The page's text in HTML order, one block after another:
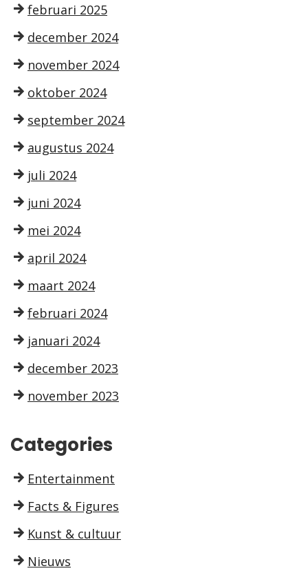
februari 2025
december 2024
november 2024
oktober 2024
september 2024
augustus 2024
juli 2024
juni 2024
mei 2024
april 2024
maart 2024
februari 2024
januari 2024
december 2023
november 2023
Categories
Entertainment
Facts & Figures
Kunst & cultuur
Nieuws